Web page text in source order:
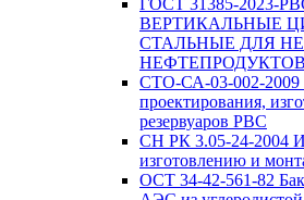
ВЕРТИКАЛЬНЫЕ
СТАЛЬНЫЕ ДЛЯ
НЕФТЕПРОДУКТОВ
СТО-СА-03-002-2009
проектирования,
резервуаров РВС
СН РК 3.05-24-2004
изготовлению и
ОСТ 34-42-561-82